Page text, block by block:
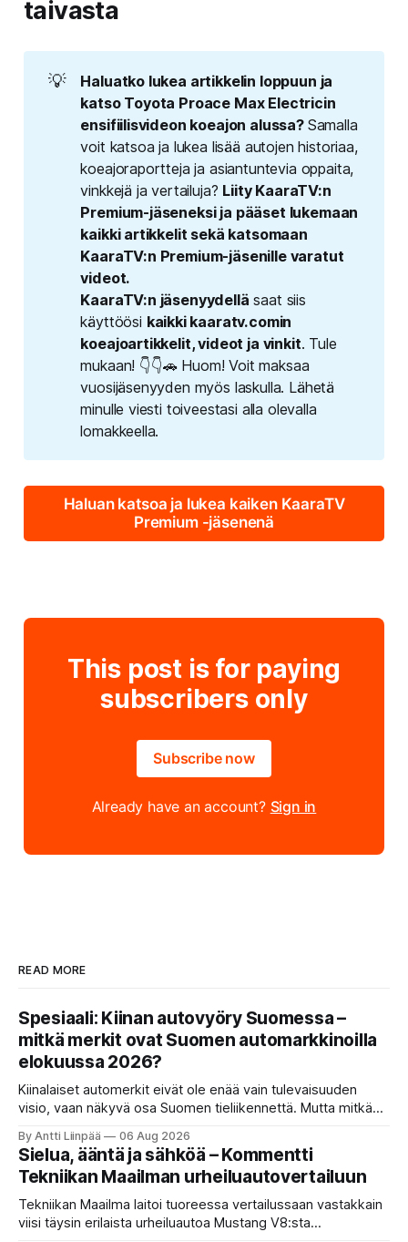
taivasta
💡
Haluatko lukea artikkelin loppuun ja
katso Toyota Proace Max Electricin
ensifiilisvideon koeajon alussa? Samalla
voit katsoa ja lukea lisää autojen historiaa,
koeajoraportteja ja asiantuntevia oppaita,
vinkkejä ja vertailuja? Liity KaaraTV:n
Premium-jäseneksi ja pääset lukemaan
kaikki artikkelit sekä katsomaan
KaaraTV:n Premium-jäsenille varatut
videot.
KaaraTV:n jäsenyydellä saat siis
käyttöösi kaikki kaaratv.comin
koeajoartikkelit, videot ja vinkit. Tule
mukaan! 👇👇🚗 Huom! Voit maksaa
vuosijäsenyyden myös laskulla. Lähetä
minulle viesti toiveestasi alla olevalla
lomakkeella.
Haluan katsoa ja lukea kaiken KaaraTV
Premium -jäsenenä
This post is for paying
subscribers only
Subscribe now
Already have an account? Sign in
READ MORE
Spesiaali: Kiinan autovyöry Suomessa –
mitkä merkit ovat Suomen automarkkinoilla
elokuussa 2026?
Kiinalaiset automerkit eivät ole enää vain tulevaisuuden
visio, vaan näkyvä osa Suomen tieliikennettä. Mutta mitkä
pakettiautoihin ja mitä syksyn 2026 uutuuksilta sopii
odottaa? Katso kattava katsaus maamme tarjontaan ja
ostajan tärkeimpiin vinkkeihin!
By Antti Liinpää 06 Aug 2026
Sielua, ääntä ja sähköä – Kommentti
Tekniikan Maailman urheiluautovertailuun
Tekniikan Maailma laitoi tuoreessa vertailussaan vastakkain
viisi täysin erilaista urheiluautoa Mustang V8:sta